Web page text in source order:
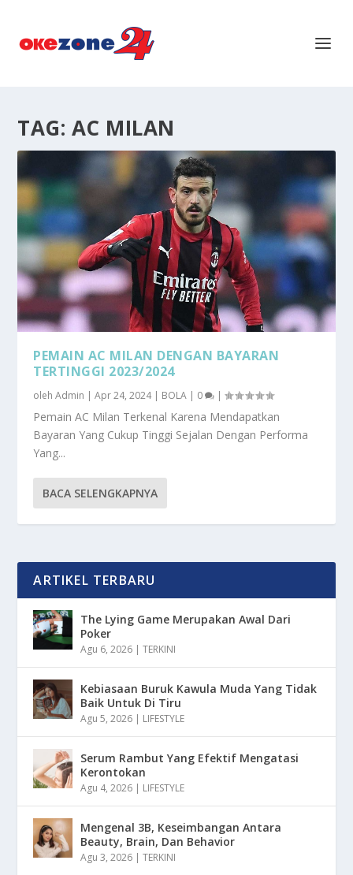
TAG: AC MILAN
PEMAIN AC MILAN DENGAN BAYARAN
TERTINGGI 2023/2024
olehAdmin |Apr 24, 2024| BOLA | 0 |
Pemain AC Milan Terkenal Karena Mendapatkan
Bayaran Yang Cukup Tinggi Sejalan Dengan Performa
Yang...
BACA SELENGKAPNYA
ARTIKEL TERBARU
The Lying Game Merupakan Awal Dari
Poker
Agu 6, 2026 |TERKINI
Kebiasaan Buruk Kawula Muda Yang Tidak
Baik Untuk Di Tiru
Agu 5, 2026 | LIFESTYLE
Serum Rambut Yang Efektif Mengatasi
Kerontokan
Agu 4, 2026 | LIFESTYLE
Mengenal 3B, Keseimbangan Antara
Beauty, Brain, Dan Behavior
Agu 3, 2026 |TERKINI